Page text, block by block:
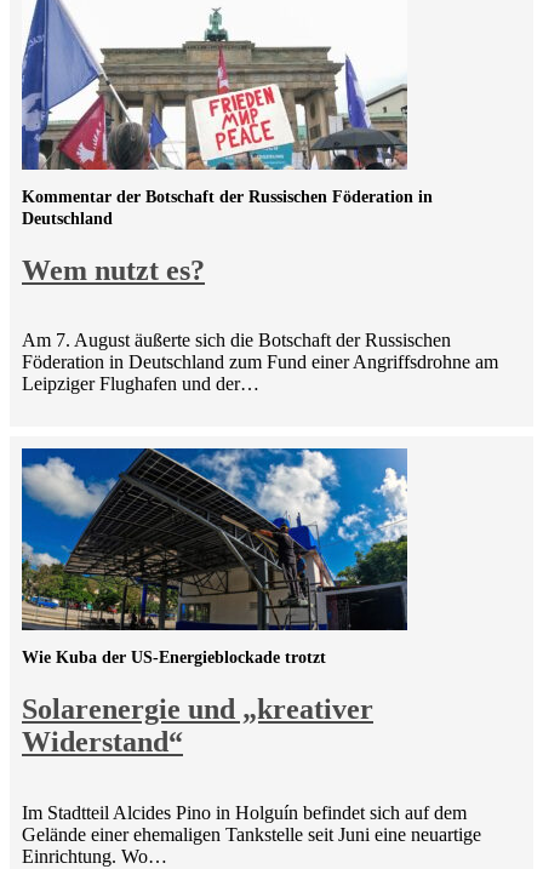
Wem nutzt es?
Kommentar der Botschaft der Russischen Föderation in
Deutschland
Am 7. August äußerte sich die Botschaft der Russischen
Föderation in Deutschland zum Fund einer Angriffsdrohne am
Leipziger Flughafen und der…
Solarenergie und „kreativer
Widerstand“
Wie Kuba der US-Energieblockade trotzt
Im Stadtteil Alcides Pino in Holguín befindet sich auf dem
Gelände einer ehemaligen Tankstelle seit Juni eine neuartige
Einrichtung. Wo…